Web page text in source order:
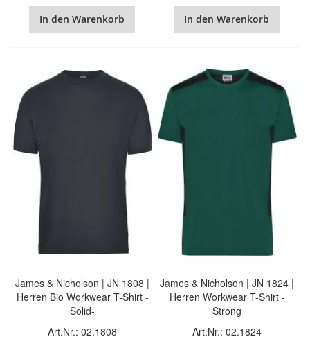
In den Warenkorb In den Warenkorb
James & Nicholson | JN 1808 |
Herren Bio Workwear T-Shirt -
Solid-
Art.Nr.: 02.1808
James & Nicholson | JN 1824 |
Herren Workwear T-Shirt -
Strong
Art.Nr.: 02.1824